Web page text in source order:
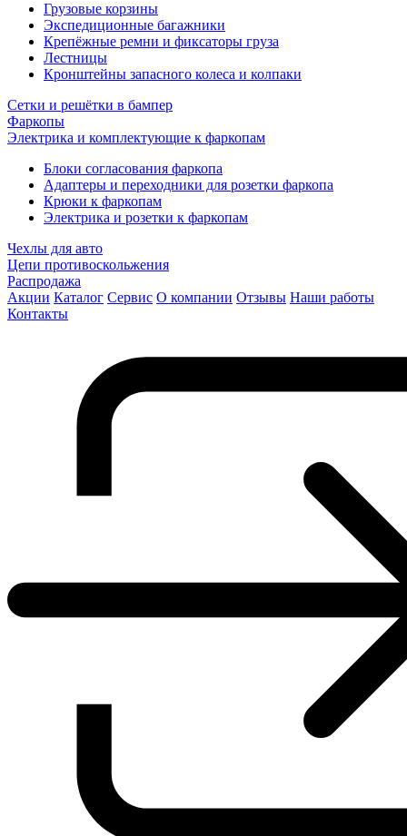
Грузовые корзины
Экспедиционные багажники
Крепёжные ремни и фиксаторы груза
Лестницы
Кронштейны запасного колеса и колпаки
Сетки и решётки в бампер
Фаркопы
Электрика и комплектующие к фаркопам
Блоки согласования фаркопа
Адаптеры и переходники для розетки фаркопа
Крюки к фаркопам
Электрика и розетки к фаркопам
Чехлы для авто
Цепи противоскольжения
Распродажа
Акции Каталог Сервис О компании Отзывы Наши работы
Контакты